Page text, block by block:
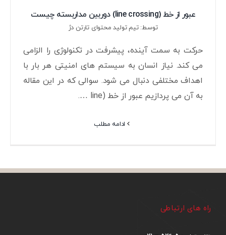
عبور از خط (line crossing) دوربین مداربسته چیست
توسط: تیم تولید محتوای تارتن دژ
حرکت به سمت آینده، پیشرفت در تکنولوژی را الزامی
می کند. نیاز انسان به سیستم های امنیتی هر بار با
اهداف مختلفی دنبال می شود. سوالی که در این مقاله
به آن می پردازیم عبور از خط (line ….
ادامه مطلب
راه های ارتباطی